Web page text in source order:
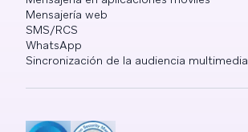
Mensajería web
SMS/RCS
WhatsApp
Sincronización de la audiencia multimedia